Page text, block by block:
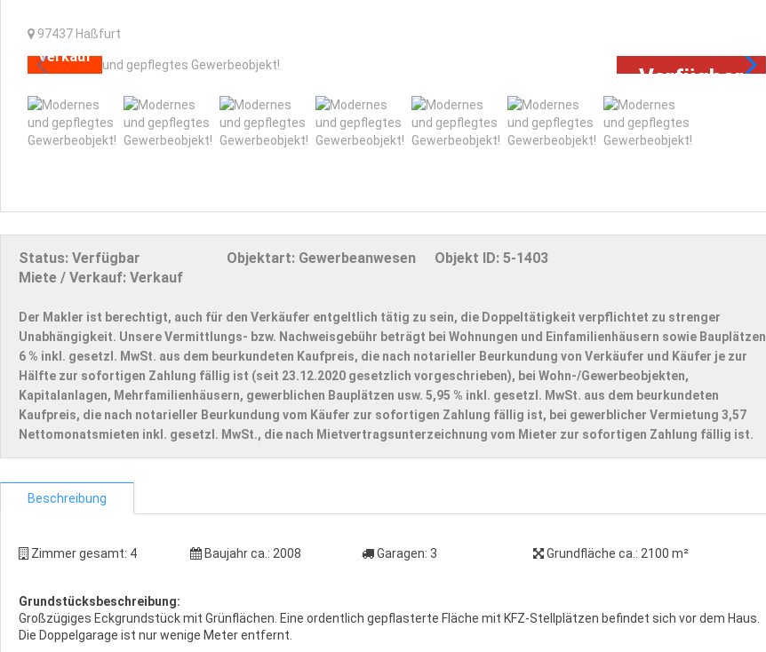
97437 Haßfurt
Verkauf
Verfügbar
Status: Verfügbar Objektart: Gewerbeanwesen Objekt ID: 5-1403
Miete / Verkauf: Verkauf
Der Makler ist berechtigt, auch für den Verkäufer entgeltlich tätig zu sein, die Doppeltätigkeit verpflichtet zu strenger
Unabhängigkeit. Unsere Vermittlungs- bzw. Nachweisgebühr beträgt bei Wohnungen und Einfamilienhäusern sowie Bauplätzen
6 % inkl. gesetzl. MwSt. aus dem beurkundeten Kaufpreis, die nach notarieller Beurkundung von Verkäufer und Käufer je zur
Hälfte zur sofortigen Zahlung fällig ist (seit 23.12.2020 gesetzlich vorgeschrieben), bei Wohn-/Gewerbeobjekten,
Kapitalanlagen, Mehrfamilienhäusern, gewerblichen Bauplätzen usw. 5,95 % inkl. gesetzl. MwSt. aus dem beurkundeten
Kaufpreis, die nach notarieller Beurkundung vom Käufer zur sofortigen Zahlung fällig ist, bei gewerblicher Vermietung 3,57
Nettomonatsmieten inkl. gesetzl. MwSt., die nach Mietvertragsunterzeichnung vom Mieter zur sofortigen Zahlung fällig ist.
Beschreibung
Zimmer gesamt: 4 Baujahr ca.: 2008 Garagen: 3 Grundfläche ca.: 2100 m²
Grundstücksbeschreibung:
Großzügiges Eckgrundstück mit Grünflächen. Eine ordentlich gepflasterte Fläche mit KFZ-Stellplätzen befindet sich vor dem Haus.
Die Doppelgarage ist nur wenige Meter entfernt.